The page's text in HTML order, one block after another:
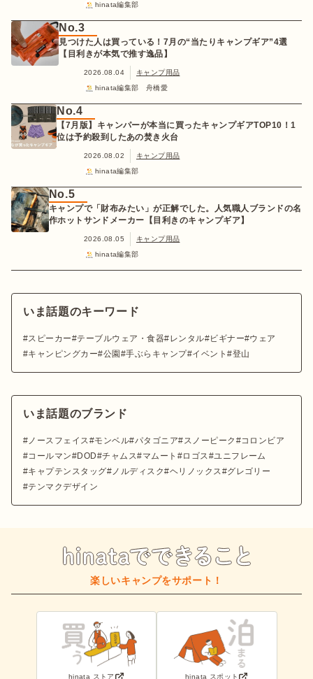
hinata編集部
No.3
見つけた人は買っている！7月の“当たりキャンプギア”4選
【目利きが本気で推す逸品】
2026.08.04
キャンプ用品
hinata編集部 舟橋愛
No.4
【7月版】キャンパーが本当に買ったキャンプギアTOP10！1
位は予約殺到したあの焚き火台
2026.08.02
キャンプ用品
hinata編集部
No.5
キャンプで「財布みたい」が正解でした。人気職人ブランドの名
作ホットサンドメーカー【目利きのキャンプギア】
2026.08.05
キャンプ用品
hinata編集部
いま話題のキーワード
スピーカー テーブルウェア・食器 レンタル ビギナー
ウェア
キャンピングカー 公園 手ぶらキャンプ イベント 登山
いま話題のブランド
ノースフェイス モンベル パタゴニア スノーピーク
コロンビア
コールマン
DOD チャムス マムート ロゴス
ユニフレーム
キャプテンスタッグ
ノルディスク ヘリノックス
グレゴリー
テンマクデザイン
楽しいキャンプをサポート！
hinata ストア hinata スポット